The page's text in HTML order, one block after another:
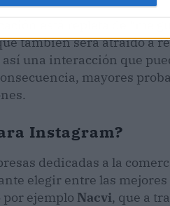
está repleta de “me
también será atraído a
una interacción que
mayores
Instagram?
dedicadas a la
elegir entre las
ejemplo Nacvi, que a